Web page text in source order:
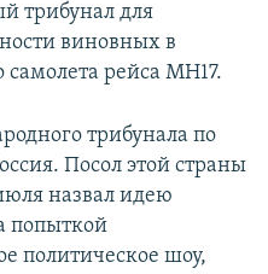
трибунал для
виновных в
самолета рейса МН17.
трибунала по
Посол этой страны
назвал идею
попыткой
политическое шоу,